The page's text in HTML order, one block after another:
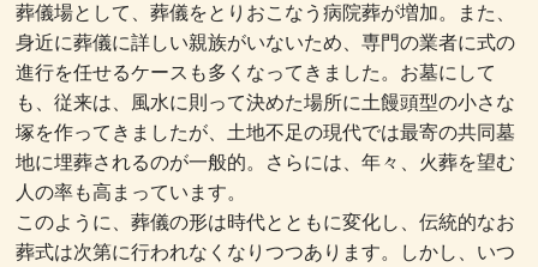
葬儀場として、葬儀をとりおこなう病院葬が増加。また、
身近に葬儀に詳しい親族がいないため、専門の業者に式の
進行を任せるケースも多くなってきました。お墓にして
も、従来は、風水に則って決めた場所に土饅頭型の小さな
塚を作ってきましたが、土地不足の現代では最寄の共同墓
地に埋葬されるのが一般的。さらには、年々、火葬を望む
人の率も高まっています。
このように、葬儀の形は時代とともに変化し、伝統的なお
葬式は次第に行われなくなりつつあります。しかし、いつ